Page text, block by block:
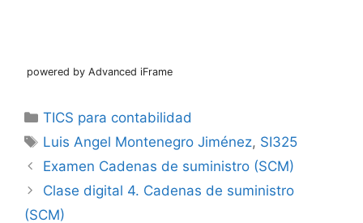
powered by Advanced iFrame
Categorías
TICS para contabilidad
Etiquetas
Luis Angel Montenegro Jiménez, SI325
Examen Cadenas de suministro (SCM)
Clase digital 4. Cadenas de suministro
(SCM)